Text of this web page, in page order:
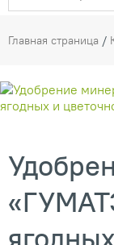
Главная страница /